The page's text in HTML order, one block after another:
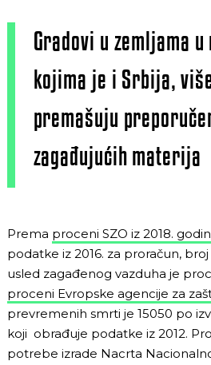
Gradovi u zemljama
kojima je i Srbija,
premašuju
zagađujućih materija
Prema proceni SZO iz 2018.
podatke iz 2016. za proračun,
usled zagađenog vazduha je
proceni Evropske agencije za
prevremenih smrti je 15050 po
koji obrađuje podatke iz 2012.
potrebe izrade Nacrta